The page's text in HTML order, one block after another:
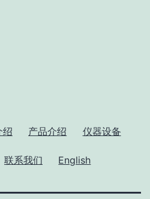
绍 产品介绍 仪器设备
联系我们 English